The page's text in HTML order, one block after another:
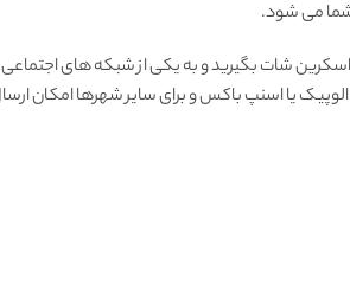
شات بگیرید و به یکی از شبکه های
الوپیک یا اسنپ باکس و برای سایر شهرها امکان